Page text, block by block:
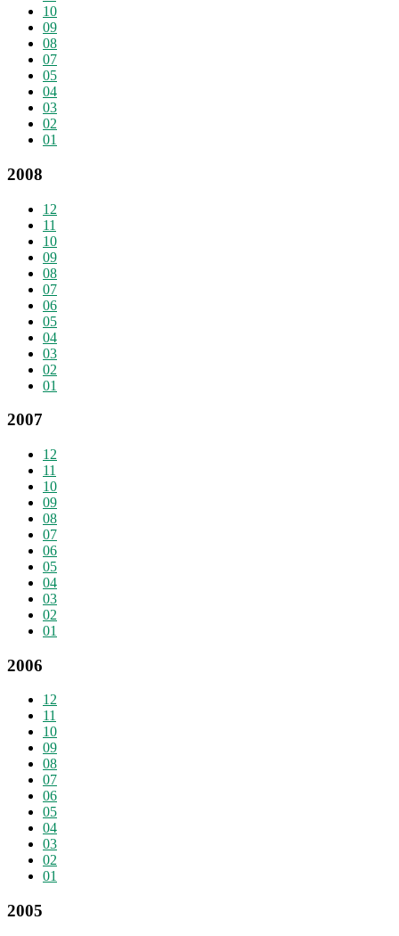
10
09
08
07
05
04
03
02
01
2008
12
11
10
09
08
07
06
05
04
03
02
01
2007
12
11
10
09
08
07
06
05
04
03
02
01
2006
12
11
10
09
08
07
06
05
04
03
02
01
2005